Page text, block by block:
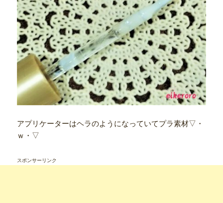
アプリケーターはヘラのようになっていてプラ素材▽・
ｗ・▽
スポンサーリンク